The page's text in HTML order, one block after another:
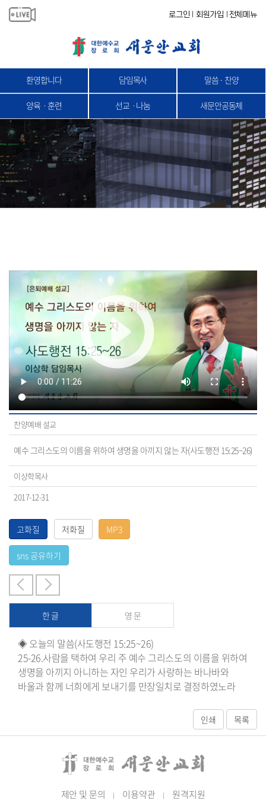
로그인 회원가입 전체메뉴
환영합니다 담임목사 말씀 · 찬양
양육ㆍ훈련 선교ㆍ나눔 새문안공동체
찬양예배 설교
예수 그리스도의 이름을 위하여 생명을 아끼지 않는 자(사도행전 15:25~26)
이상학목사
2017-12-31
한 글 영 문
◈ 오늘의 말씀(사도행전 15:25~26)
25-26.사람을 택하여 우리 주 예수 그리스도의 이름을 위하여
생명을 아끼지 아니하는 자인 우리가 사랑하는 바나바와
바울과 함께 너희에게 보내기를 만장일치로 결정하였노라
제안 및 문의 | 이용약관 | 원격지원